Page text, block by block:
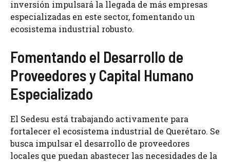
inversión impulsará la llegada de más empresas
especializadas en este sector, fomentando un
ecosistema industrial robusto.
Fomentando el Desarrollo de
Proveedores y Capital Humano
Especializado
El Sedesu está trabajando activamente para
fortalecer el ecosistema industrial de Querétaro. Se
busca impulsar el desarrollo de proveedores
locales que puedan abastecer las necesidades de la